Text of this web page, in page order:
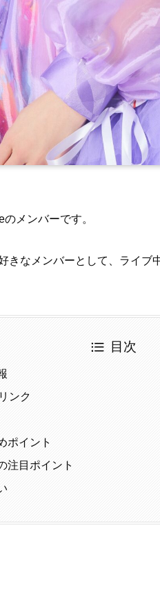
メンバーです。
きなメンバーとして、ライブ
目次
ンク
ポイント
注目ポイント